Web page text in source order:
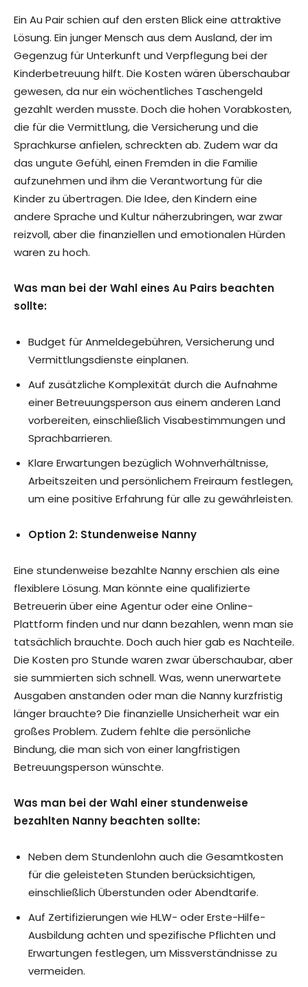
Ein Au Pair schien auf den ersten Blick eine attraktive
Lösung. Ein junger Mensch aus dem Ausland, der im
Gegenzug für Unterkunft und Verpflegung bei der
Kinderbetreuung hilft. Die Kosten wären überschaubar
gewesen, da nur ein wöchentliches Taschengeld
gezahlt werden musste. Doch die hohen Vorabkosten,
die für die Vermittlung, die Versicherung und die
Sprachkurse anfielen, schreckten ab. Zudem war da
das ungute Gefühl, einen Fremden in die Familie
aufzunehmen und ihm die Verantwortung für die
Kinder zu übertragen. Die Idee, den Kindern eine
andere Sprache und Kultur näherzubringen, war zwar
reizvoll, aber die finanziellen und emotionalen Hürden
waren zu hoch.
Was man bei der Wahl eines Au Pairs beachten
sollte:
Budget für Anmeldegebühren, Versicherung und
Vermittlungsdienste einplanen.
Auf zusätzliche Komplexität durch die Aufnahme
einer Betreuungsperson aus einem anderen Land
vorbereiten, einschließlich Visabestimmungen und
Sprachbarrieren.
Klare Erwartungen bezüglich Wohnverhältnisse,
Arbeitszeiten und persönlichem Freiraum festlegen,
um eine positive Erfahrung für alle zu gewährleisten.
Option 2: Stundenweise Nanny
Eine stundenweise bezahlte Nanny erschien als eine
flexiblere Lösung. Man könnte eine qualifizierte
Betreuerin über eine Agentur oder eine Online-
Plattform finden und nur dann bezahlen, wenn man sie
tatsächlich brauchte. Doch auch hier gab es Nachteile.
Die Kosten pro Stunde waren zwar überschaubar, aber
sie summierten sich schnell. Was, wenn unerwartete
Ausgaben anstanden oder man die Nanny kurzfristig
länger brauchte? Die finanzielle Unsicherheit war ein
großes Problem. Zudem fehlte die persönliche
Bindung, die man sich von einer langfristigen
Betreuungsperson wünschte.
Was man bei der Wahl einer stundenweise
bezahlten Nanny beachten sollte:
Neben dem Stundenlohn auch die Gesamtkosten
für die geleisteten Stunden berücksichtigen,
einschließlich Überstunden oder Abendtarife.
Auf Zertifizierungen wie HLW- oder Erste-Hilfe-
Ausbildung achten und spezifische Pflichten und
Erwartungen festlegen, um Missverständnisse zu
vermeiden.